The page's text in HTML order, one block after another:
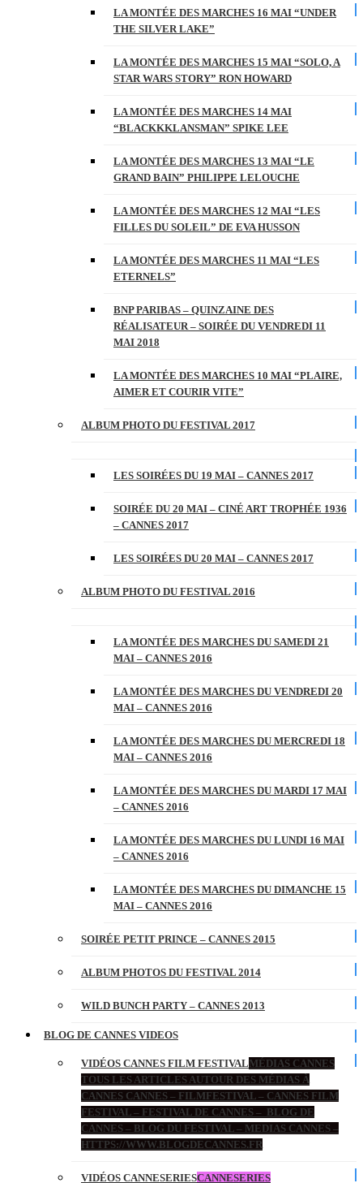
LA MONTÉE DES MARCHES 16 MAI “UNDER
THE SILVER LAKE”
LA MONTÉE DES MARCHES 15 MAI “SOLO, A
STAR WARS STORY” RON HOWARD
LA MONTÉE DES MARCHES 14 MAI
“BLACKKKLANSMAN” SPIKE LEE
LA MONTÉE DES MARCHES 13 MAI “LE
GRAND BAIN” PHILIPPE LELOUCHE
LA MONTÉE DES MARCHES 12 MAI “LES
FILLES DU SOLEIL” DE EVA HUSSON
LA MONTÉE DES MARCHES 11 MAI “LES
ETERNELS”
BNP PARIBAS – QUINZAINE DES
RÉALISATEUR – SOIRÉE DU VENDREDI 11
MAI 2018
LA MONTÉE DES MARCHES 10 MAI “PLAIRE,
AIMER ET COURIR VITE”
ALBUM PHOTO DU FESTIVAL 2017
LES SOIRÉES DU 19 MAI – CANNES 2017
SOIRÉE DU 20 MAI – CINÉ ART TROPHÉE 1936
– CANNES 2017
LES SOIRÉES DU 20 MAI – CANNES 2017
ALBUM PHOTO DU FESTIVAL 2016
LA MONTÉE DES MARCHES DU SAMEDI 21
MAI – CANNES 2016
LA MONTÉE DES MARCHES DU VENDREDI 20
MAI – CANNES 2016
LA MONTÉE DES MARCHES DU MERCREDI 18
MAI – CANNES 2016
LA MONTÉE DES MARCHES DU MARDI 17 MAI
– CANNES 2016
LA MONTÉE DES MARCHES DU LUNDI 16 MAI
– CANNES 2016
LA MONTÉE DES MARCHES DU DIMANCHE 15
MAI – CANNES 2016
SOIRÉE PETIT PRINCE – CANNES 2015
ALBUM PHOTOS DU FESTIVAL 2014
WILD BUNCH PARTY – CANNES 2013
BLOG DE CANNES VIDEOS
VIDÉOS CANNES FILM FESTIVALMÉDIAS CANNES
TOUS LES ARTICLES AUTOUR DES MÉDIAS À
CANNES CANNES – FILMFESTIVAL – CANNES FILM
FESTIVAL – FESTIVAL DE CANNES – BLOG DE
CANNES – BLOG DU FESTIVAL – MEDIAS CANNES –
HTTPS://WWW.BLOGDECANNES.FR
VIDÉOS CANNESERIESCANNESERIES